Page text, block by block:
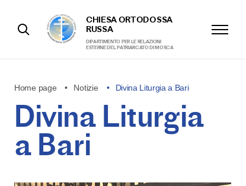
CHIESA ORTODOSSA
RUSSA
DIPARTIMENTO PER LE RELAZIONI
ESTERNE DEL PATRIARCATO DI MOSCA
Home page Notizie Divina Liturgia a Bari
Divina Liturgia
a Bari